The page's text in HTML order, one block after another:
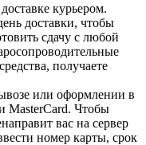
курьером.
доставки, чтобы
сдачу с любой
получаете
или оформлении в
MasterCard. Чтобы
вас на сервер
номер карты, срок